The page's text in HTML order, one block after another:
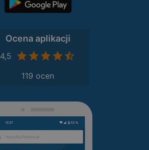
Ocena aplikacji
4,5
119 ocen